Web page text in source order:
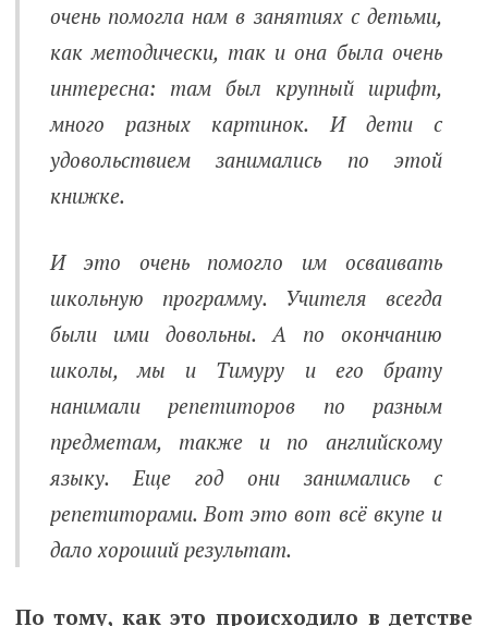
очень помогла нам в занятиях с детьми,
как методически, так и она была очень
интересна: там был крупный шрифт,
много разных картинок. И дети с
удовольствием занимались по этой
книжке.
И это очень помогло им осваивать
школьную программу. Учителя всегда
были ими довольны. А по окончанию
школы, мы и Тимуру и его брату
нанимали репетиторов по разным
предметам, также и по английскому
языку. Еще год они занимались с
репетиторами. Вот это вот всё вкупе и
дало хороший результат.
По тому, как это происходило в детстве